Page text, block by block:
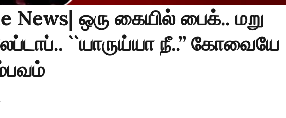
News| ஒரு கையில் பைக்.. மறு
``யாருய்யா நீ..’’ கோவையே